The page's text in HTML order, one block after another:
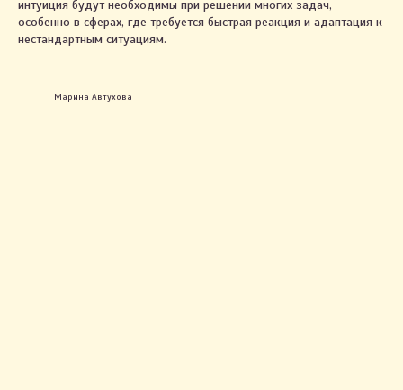
интуиция будут необходимы при решении многих задач,
особенно в сферах, где требуется быстрая реакция и адаптация к
нестандартным ситуациям.
Марина Автухова